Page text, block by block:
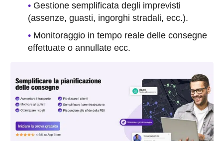
Gestione semplificata degli imprevisti
(assenze, guasti, ingorghi stradali, ecc.).
Monitoraggio in tempo reale delle consegne
effettuate o annullate ecc.